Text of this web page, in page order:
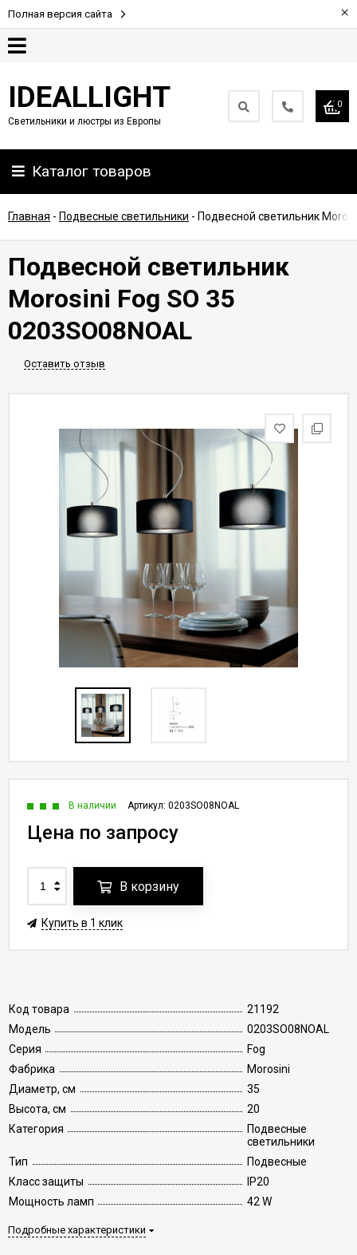
Полная версия сайта ×
Партнерам
Доставка
IDEALLIGHT
Светильники и люстры из Европы
0
Каталог товаров
Главная - Подвесные светильники - Подвесной светильник
Подвесной светильник
Morosini Fog SO 35
0203SO08NOAL
Оставить отзыв
Код товара
21192
Модель
0203SO08NOAL
Серия
Fog
Фабрика
Morosini
Диаметр, см
35
Высота, см
20
Категория
Подвесные
светильники
Тип
Подвесные
Класс защиты
IP20
Мощность ламп
42 W
Подробные характеристики
Артикул: 0203SO08NOAL
В наличии
Цена по запросу
В корзину
Купить в 1 клик